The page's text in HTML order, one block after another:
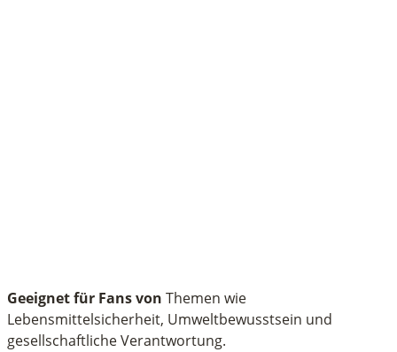
Geeignet für Fans von Themen wie
Lebensmittelsicherheit, Umweltbewusstsein und
gesellschaftliche Verantwortung.